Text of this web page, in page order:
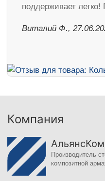
поддерживает
Виталий Ф.,
Компания
Производитель
композитной